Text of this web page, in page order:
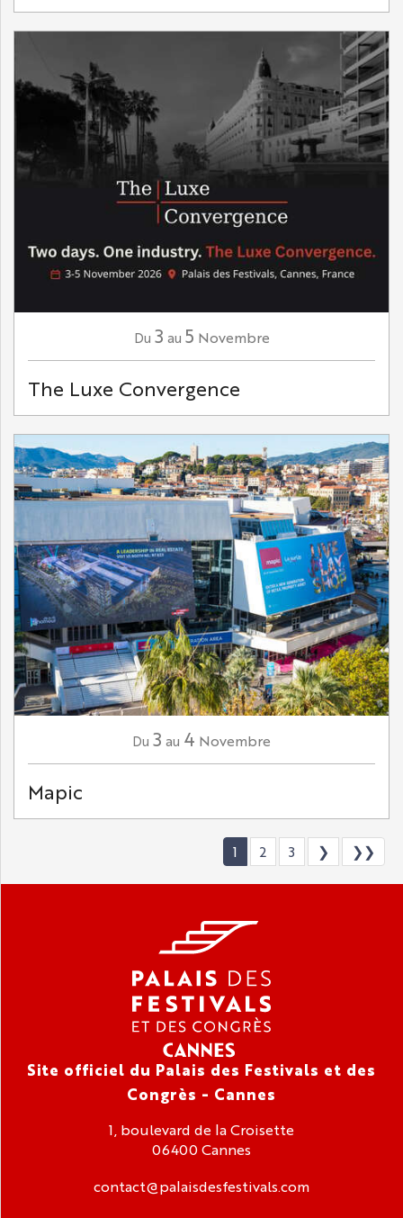
Du 3 au 5 Novembre
The Luxe Convergence
Du 3 au 4 Novembre
Mapic
1 2 3 ❯ ❯❯
Site officiel du Palais des Festivals et des
Congrès - Cannes
1, boulevard de la Croisette
06400 Cannes
contact@palaisdesfestivals.com